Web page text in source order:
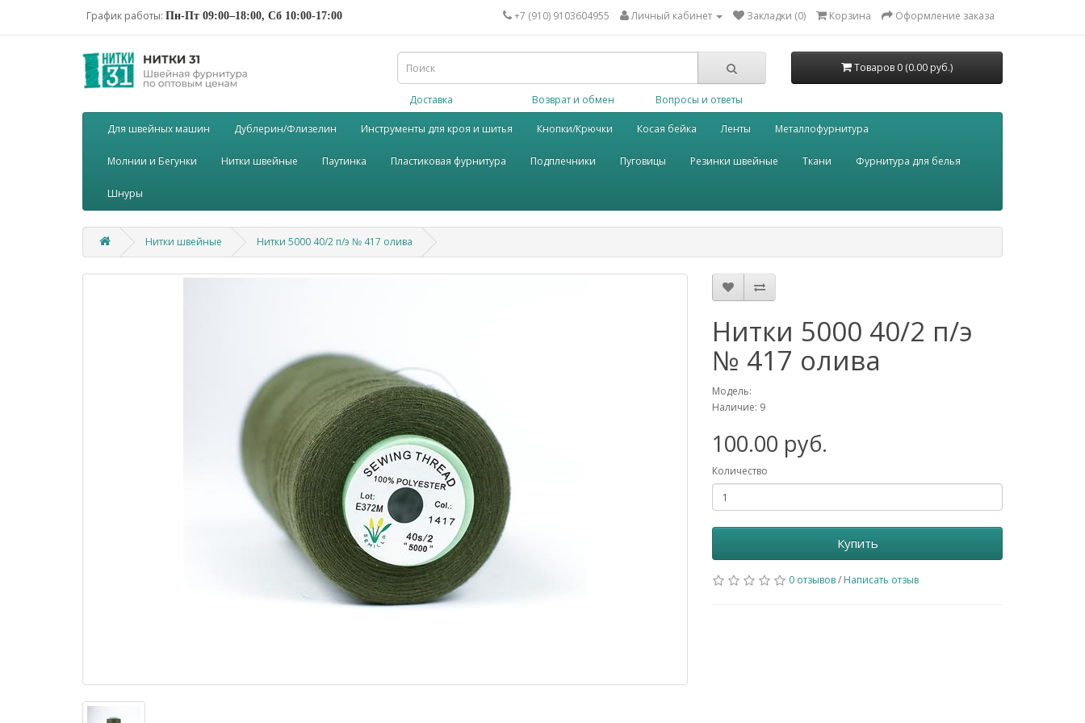
График работы: Пн-Пт 09:00–18:00, Сб 10:00-17:00 +7 (910) 9103604955 Личный кабинет Закладки (0) Корзина Оформление заказа
Товаров 0 (0.00 руб.)
Доставка Возврат и обмен Вопросы и ответы
Для швейных машин Дублерин/Флизелин Инструменты для кроя и шитья Кнопки/Крючки Косая бейка Ленты Металлофурнитура
Молнии и Бегунки Нитки швейные Паутинка Пластиковая фурнитура Подплечники Пуговицы Резинки швейные Ткани Фурнитура для белья
Шнуры
Нитки швейные Нитки 5000 40/2 п/э № 417 олива
Нитки 5000 40/2 п/э
№ 417 олива
Модель:
Наличие: 9
100.00 руб.
Количество
Купить
0 отзывов/ Написать отзыв